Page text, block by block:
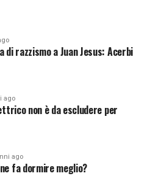
continua ad
più di due decenni dalla
it/photos/isola-
2482200/]
di razzismo a Juan Jesus: Acerbi
ago
non è da escludere per
ago
fa dormire meglio?